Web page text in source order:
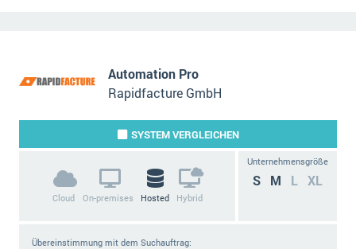
Automation Pro
Rapidfacture GmbH
SYSTEMVERGLEICHEN
Cloud On-premises Hosted Hybrid
Unternehmensgröße
S M L XL
Übereinstimmung mit dem Suchauftrag: